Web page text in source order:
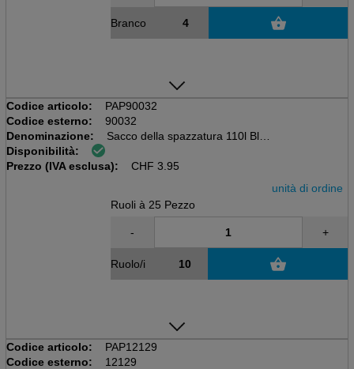
Branco
Codice articolo:
PAP90032
Codice esterno:
90032
Denominazione:
Sacco della spazzatura 110l Blu
110 x 70cm, LDPE (recy), 35my
Disponibilità:
Prezzo (IVA esclusa):
CHF 3.95
unità di ordine
Ruoli à 25 Pezzo
- +
Ruolo/i
Codice articolo:
PAP12129
Codice esterno:
12129